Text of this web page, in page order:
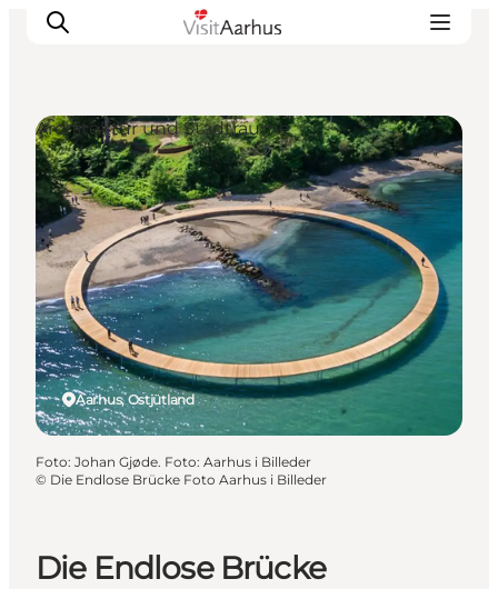
Sehen und erleben
Veranstaltungen
Städte und Regionen
Reiseplanung
Transport
Die Endlose Brücke
Aarhus, Ostjütland
Architektur und Stadträume
Foto: Johan Gjøde. Foto: Aarhus i Billeder
© Die Endlose Brücke Foto Aarhus i Billeder